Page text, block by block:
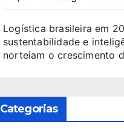
Logística brasileira em
sustentabilidade e
norteiam o crescimento
Categorias